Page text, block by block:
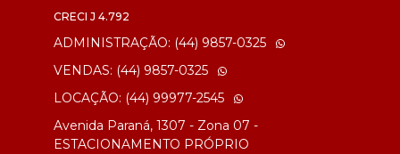
CRECI J 4.792
ADMINISTRAÇÃO: (44) 9857-0325
VENDAS: (44) 9857-0325
LOCAÇÃO: (44) 99977-2545
Avenida Paraná, 1307 - Zona 07 -
ESTACIONAMENTO PRÓPRIO